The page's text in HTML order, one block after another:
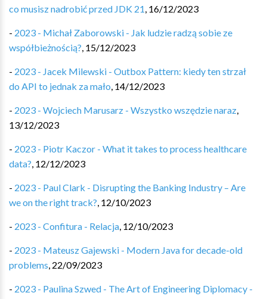
co musisz nadrobić przed JDK 21, 16/12/2023
- 2023 - Michał Zaborowski - Jak ludzie radzą sobie ze
współbieżnością?, 15/12/2023
- 2023 - Jacek Milewski - Outbox Pattern: kiedy ten strzał
do API to jednak za mało, 14/12/2023
- 2023 - Wojciech Marusarz - Wszystko wszędzie naraz,
13/12/2023
- 2023 - Piotr Kaczor - What it takes to process healthcare
data?, 12/12/2023
- 2023 - Paul Clark - Disrupting the Banking Industry – Are
we on the right track?, 12/10/2023
- 2023 - Confitura - Relacja, 12/10/2023
- 2023 - Mateusz Gajewski - Modern Java for decade-old
problems, 22/09/2023
- 2023 - Paulina Szwed - The Art of Engineering Diplomacy -